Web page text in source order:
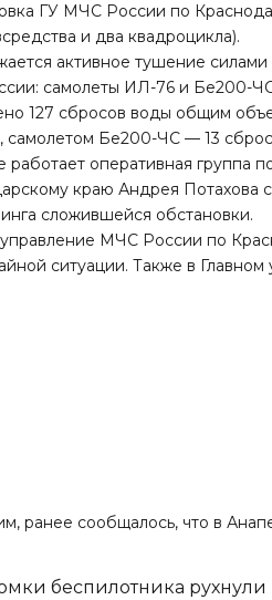
ГУ МЧС России по
и два квадроцикла).
активное тушение
самолеты ИЛ-76 и Бе200-
127 сбросов воды общим
самолетом Бе200-ЧС — 13
работает оперативная группа
краю Андрея Потахова
сложившейся обстановки.
управление МЧС России по
ситуации. Также в
ранее сообщалось, что в
беспилотника рухнули